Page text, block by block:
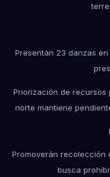
Presentan 23 danzas
Priorización de recursos
norte mantiene
Promoverán recolección
busca